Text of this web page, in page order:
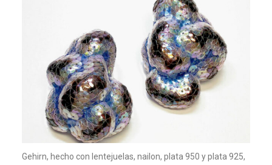
Gehirn, hecho con lentejuelas, nailon, plata 950 y plata 925,